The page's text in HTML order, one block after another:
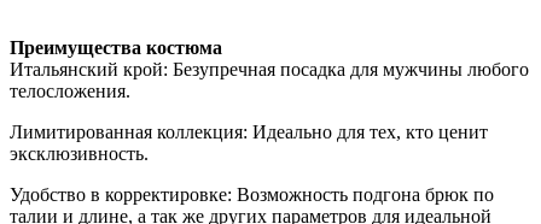
Преимущества костюма
Итальянский крой: Безупречная посадка для мужчины любого
телосложения.
Лимитированная коллекция: Идеально для тех, кто ценит
эксклюзивность.
Удобство в корректировке: Возможность подгона брюк по
талии и длине, а так же других параметров для идеальной